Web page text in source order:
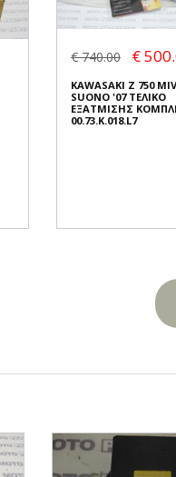
€ 740.00 €
KAWASAKI Z 750
SUONO '07 ΤΕΛΙΚΟ
ΕΞΑΤΜΙΣΗΣ
00.73.K.018.L7